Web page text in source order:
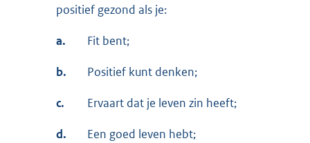
positief gezond als je:
a. Fit bent;
b. Positief kunt denken;
c. Ervaart dat je leven zin heeft;
d. Een goed leven hebt;